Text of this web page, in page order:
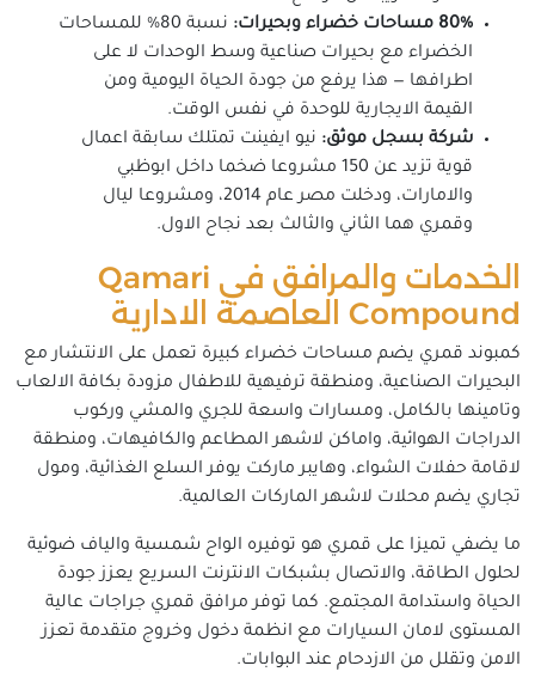
80% مساحات خضراء وبحيرات:
نسبة 80% للمساحات
الخضراء مع بحيرات صناعية وسط الوحدات لا على
اطرافها — هذا يرفع من جودة الحياة اليومية ومن
القيمة الايجارية للوحدة في نفس الوقت.
شركة بسجل موثق:نيو ايفينت تمتلك سابقة اعمال
قوية تزيد عن 150 مشروعا ضخما داخل ابوظبي
والامارات، ودخلت مصر عام 2014، ومشروعا ليال
وقمري هما الثاني والثالث بعد نجاح الاول.
الخدمات والمرافق في Qamari
Compound العاصمة الادارية
كمبوند قمري يضم مساحات خضراء كبيرة تعمل على الانتشار مع
البحيرات الصناعية، ومنطقة ترفيهية للاطفال مزودة بكافة الالعاب
وتامينها بالكامل، ومسارات واسعة للجري والمشي وركوب
الدراجات الهوائية، واماكن لاشهر المطاعم والكافيهات، ومنطقة
لاقامة حفلات الشواء، وهايبر ماركت يوفر السلع الغذائية، ومول
تجاري يضم محلات لاشهر الماركات العالمية.
ما يضفي تميزا على قمري هو توفيره الواح شمسية والياف ضوئية
لحلول الطاقة، والاتصال بشبكات الانترنت السريع يعزز جودة
الحياة واستدامة المجتمع. كما توفر مرافق قمري جراجات عالية
المستوى لامان السيارات مع انظمة دخول وخروج متقدمة تعزز
الامن وتقلل من الازدحام عند البوابات.